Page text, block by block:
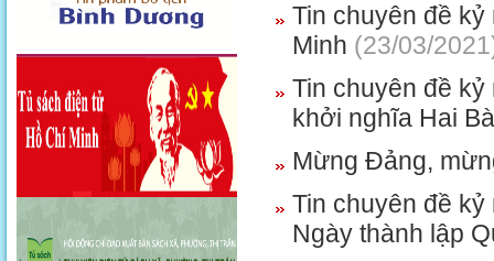
Tin chuyên đề
Minh (23/03/
Tin chuyên đề kỷ
khởi nghĩa Hai
Mừng Đảng,
Tin chuyên đề
Ngày thành lập